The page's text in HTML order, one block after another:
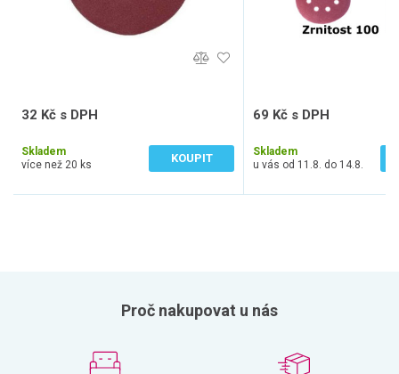
32 Kč s DPH
Skladem
více než 20 ks
KOUPIT
69 Kč s DPH
Skladem
u vás od 11.8. do 14.8.
Proč nakupovat u nás